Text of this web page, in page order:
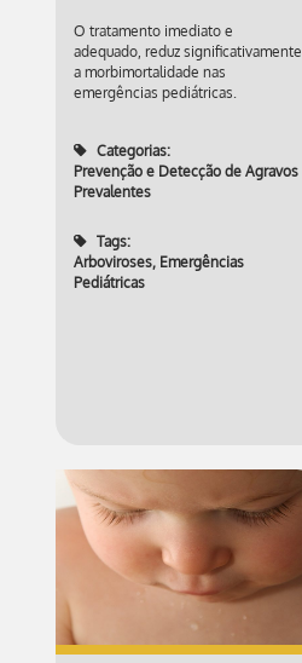
O tratamento imediato e
adequado, reduz significativamente
a morbimortalidade nas
emergências pediátricas.
Categorias:
Prevenção e Detecção de Agravos
Prevalentes
Tags:
Arboviroses, Emergências
Pediátricas